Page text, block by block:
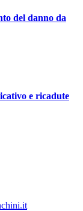
del danno da
e ricadute